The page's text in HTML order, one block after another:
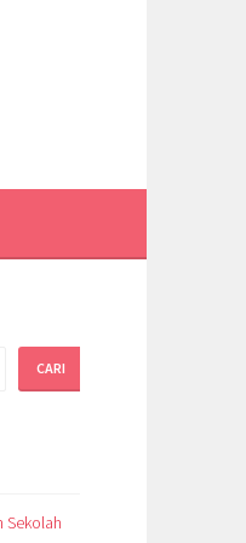
CARI
Sekolah